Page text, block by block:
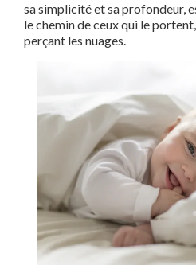
sa simplicité et sa profondeur,
le chemin de ceux qui le
perçant les nuages.